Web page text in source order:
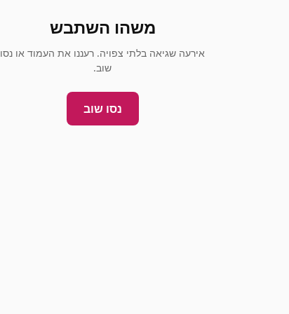
משהו השתבש
אירעה שגיאה בלתי צפויה. רעננו את העמוד או נסו
שוב.
נסו שוב